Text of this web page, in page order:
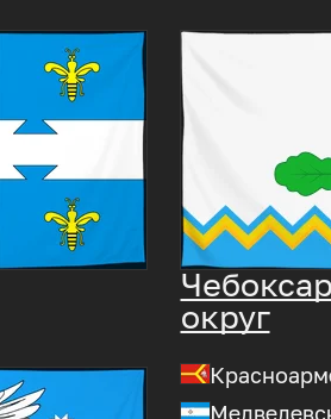
округ